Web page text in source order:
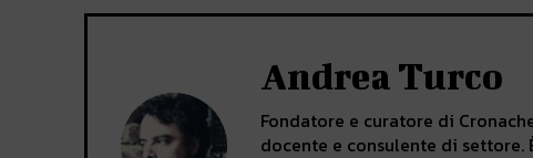
Andrea Turco
Fondatore e curatore di
docente e consulente di settore.